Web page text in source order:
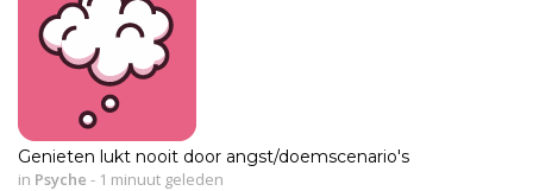
Genieten lukt nooit door angst/doemscenario's
in Psyche - 1 minuut geleden